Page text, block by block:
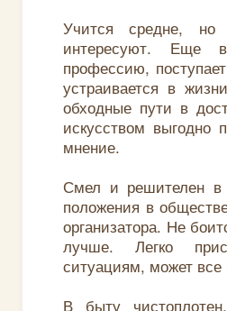
Учится средне, но
интересуют. Еще
профессию,
устраивается в
обходные пути в
искусством выгодно
мнение.
Смел и решителен в
положения в
организатора. Не
лучше. Легко
ситуациям, может все
В быту